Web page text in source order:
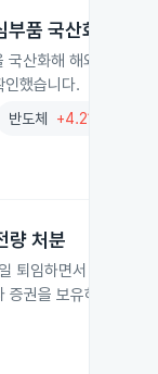
부품 국산화 및 적
국산화해 해외 의존
했습니다.
반도체 +4.21%
량 처분
퇴임하면서 보통주
증권을 보유하지 않은